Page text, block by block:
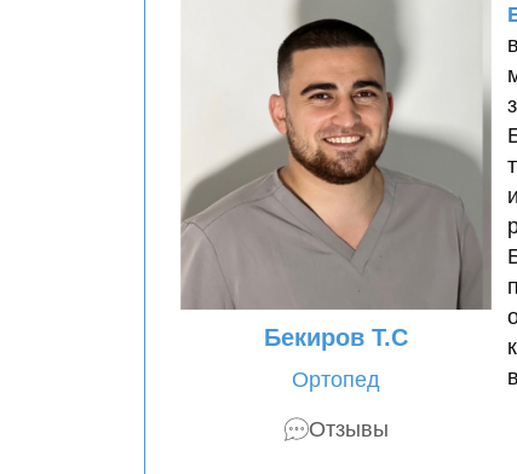
Бекиров Т.С
Ортопед
Отзывы